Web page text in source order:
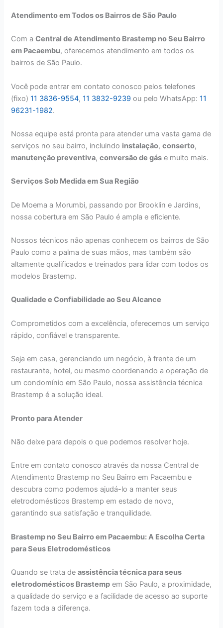
Atendimento em Todos os Bairros de São Paulo
Com aCentral de Atendimento Brastemp no Seu Bairro
em Pacaembu, oferecemos atendimento em todos os
bairros de São Paulo.
Você pode entrar em contato conosco pelos telefones
(fixo)11 3836-9554,11 3832-9239 ou pelo WhatsApp:11
96231-1982.
Nossa equipe está pronta para atender uma vasta gama de
serviços no seu bairro, incluindo instalação,conserto,
manutenção preventiva,conversão de gás e muito mais.
Serviços Sob Medida em Sua Região
De Moema a Morumbi, passando por Brooklin e Jardins,
nossa cobertura em São Paulo é ampla e eficiente.
Nossos técnicos não apenas conhecem os bairros de São
Paulo como a palma de suas mãos, mas também são
altamente qualificados e treinados para lidar com todos os
modelos Brastemp.
Qualidade e Confiabilidade ao Seu Alcance
Comprometidos com a excelência, oferecemos um serviço
rápido, confiável e transparente.
Seja em casa, gerenciando um negócio, à frente de um
restaurante, hotel, ou mesmo coordenando a operação de
um condomínio em São Paulo, nossa assistência técnica
Brastemp é a solução ideal.
Pronto para Atender
Não deixe para depois o que podemos resolver hoje.
Entre em contato conosco através da nossa Central de
Atendimento Brastemp no Seu Bairro em Pacaembu e
descubra como podemos ajudá-lo a manter seus
eletrodomésticos Brastemp em estado de novo,
garantindo sua satisfação e tranquilidade.
Brastemp no Seu Bairro em Pacaembu: A Escolha Certa
para Seus Eletrodomésticos
Quando se trata deassistência técnica para seus
eletrodomésticos Brastemp em São Paulo, a proximidade,
a qualidade do serviço e a facilidade de acesso ao suporte
fazem toda a diferença.